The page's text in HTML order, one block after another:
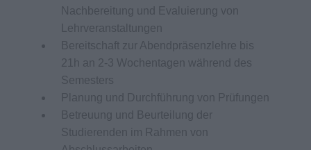
Nachbereitung und Evaluierung von
Lehrveranstaltungen
Bereitschaft zur Abendpräsenzlehre bis
21h an 2-3 Wochentagen während des
Semesters
Planung und Durchführung von Prüfungen
Betreuung und Beurteilung der
Studierenden im Rahmen von